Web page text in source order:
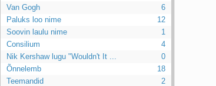
Van Gogh
6
Paluks loo nime
12
Soovin laulu nime
1
Consilium
4
Nik Kershaw lugu "Wouldn't It ...
0
Õnnelemb
18
Teemandid
2